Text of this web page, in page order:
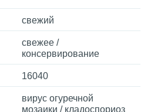
свежий
свежее /
консервирование
16040
вирус огуречной
мозаики / кладоспориоз